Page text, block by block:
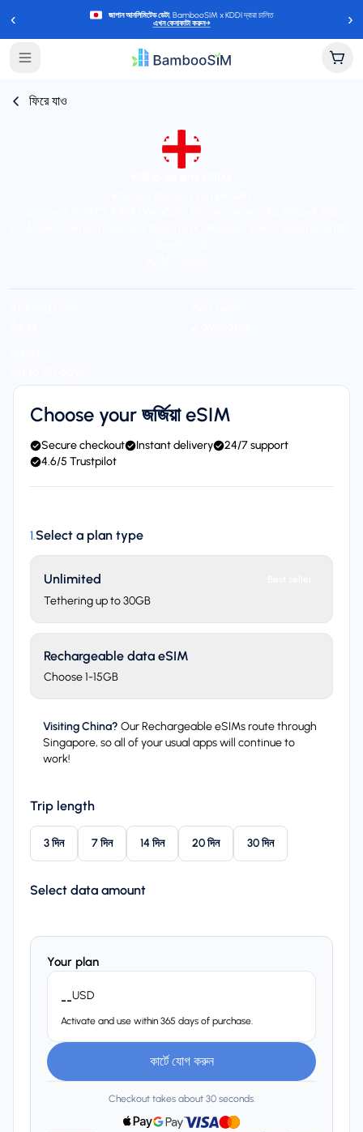
‹ জাপান আনলিমিটেড ডেটা, BambooSIM x KDDI দ্বারা চালিত
এখন কেনাকাটা করুন→ ›
ফিরে যাও
Choose your জর্জিয়া eSIM
Secure checkout Instant delivery
24/7 support
4.6/5 Trustpilot
1.Select a plan type
Unlimited
Tethering up to 30GB
Rechargeable data eSIM
Choose 1-15GB
Visiting China? Our Rechargeable eSIMs route through
Singapore, so all of your usual apps will continue to
work!
Trip length
3 দিন 7 দিন 14 দিন 20 দিন 30 দিন
Select data amount
Your plan
--USD
Activate and use within 365 days of purchase.
কার্টে যোগ করুন
Checkout takes about 30 seconds.